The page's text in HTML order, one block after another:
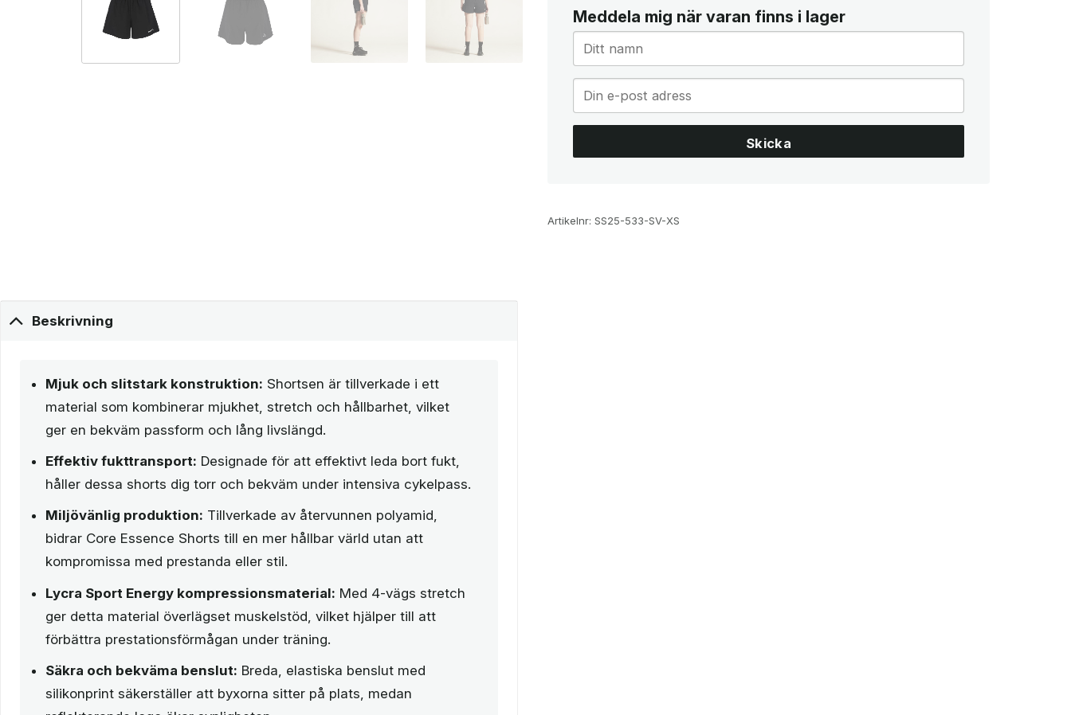
Meddela mig när varan finns i lager
Skicka
Artikelnr: SS25-533-SV-XS
Beskrivning
Mjuk och slitstark konstruktion: Shortsen är tillverkade i ett
material som kombinerar mjukhet, stretch och hållbarhet, vilket
ger en bekväm passform och lång livslängd.
Effektiv fukttransport: Designade för att effektivt leda bort fukt,
håller dessa shorts dig torr och bekväm under intensiva cykelpass.
Miljövänlig produktion: Tillverkade av återvunnen polyamid,
bidrar Core Essence Shorts till en mer hållbar värld utan att
kompromissa med prestanda eller stil.
Lycra Sport Energy kompressionsmaterial: Med 4-vägs stretch
ger detta material överlägset muskelstöd, vilket hjälper till att
förbättra prestationsförmågan under träning.
Säkra och bekväma benslut: Breda, elastiska benslut med
silikonprint säkerställer att byxorna sitter på plats, medan